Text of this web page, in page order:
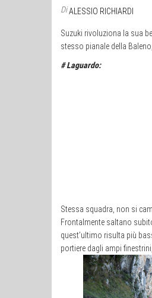
DiALESSIO RICHIARDI
Suzuki rivoluziona la sua
stesso pianale della
# Laguardo:
Stessa squadra, non si
Frontalmente saltano
quest’ultimo risulta più
portiere dagli ampi